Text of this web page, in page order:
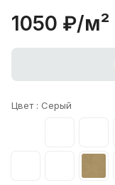
1050 ₽/м²
Цвет : Серый